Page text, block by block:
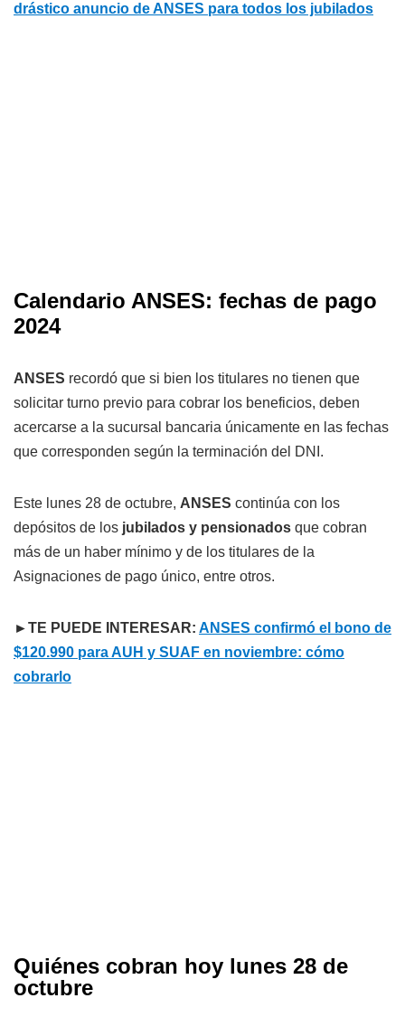
drástico anuncio de ANSES para todos los jubilados
Calendario ANSES: fechas de pago
2024
ANSES recordó que si bien los titulares no tienen que
solicitar turno previo para cobrar los beneficios, deben
acercarse a la sucursal bancaria únicamente en las fechas
que corresponden según la terminación del DNI.
Este lunes 28 de octubre, ANSES continúa con los
depósitos de los jubilados y pensionados que cobran
más de un haber mínimo y de los titulares de la
Asignaciones de pago único, entre otros.
►TE PUEDE INTERESAR: ANSES confirmó el bono de
$120.990 para AUH y SUAF en noviembre: cómo
cobrarlo
Quiénes cobran hoy lunes 28 de
octubre